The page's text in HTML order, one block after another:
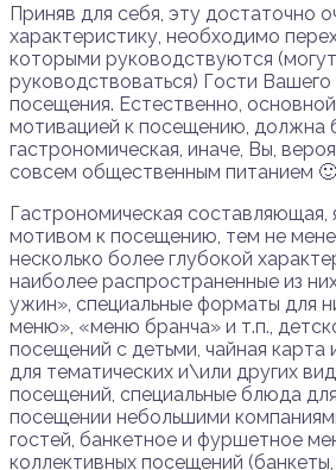
Приняв для себя, эту достаточно
характеристику, необходимо
которыми руководствуются (могут
руководствоваться) Гости Вашего
посещения. Естественно,
мотивацией к посещению, должна
гастрономическая, иначе, Вы,
совсем общественным питанием 🙂
Гастрономическая составляющая,
мотивом к посещению, тем не
несколько более глубокой
наиболее распространенные из
ужин», специальные форматы для
меню», «меню бранча» и т.п.,
посещений с детьми, чайная карта
для тематических и\или других
посещений, специальные блюда
посещении небольшими
гостей, банкетное и фуршетное
коллективных посещений